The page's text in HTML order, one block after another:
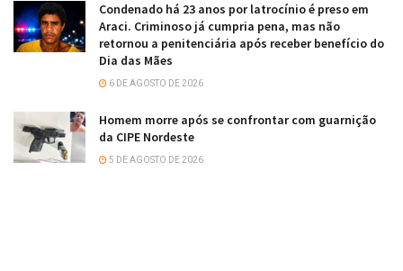
Condenado há 23 anos por latrocínio é preso em
Araci. Criminoso já cumpria pena, mas não
retornou a penitenciária após receber benefício do
Dia das Mães
6 DE AGOSTO DE 2026
Homem morre após se confrontar com guarnição
da CIPE Nordeste
5 DE AGOSTO DE 2026